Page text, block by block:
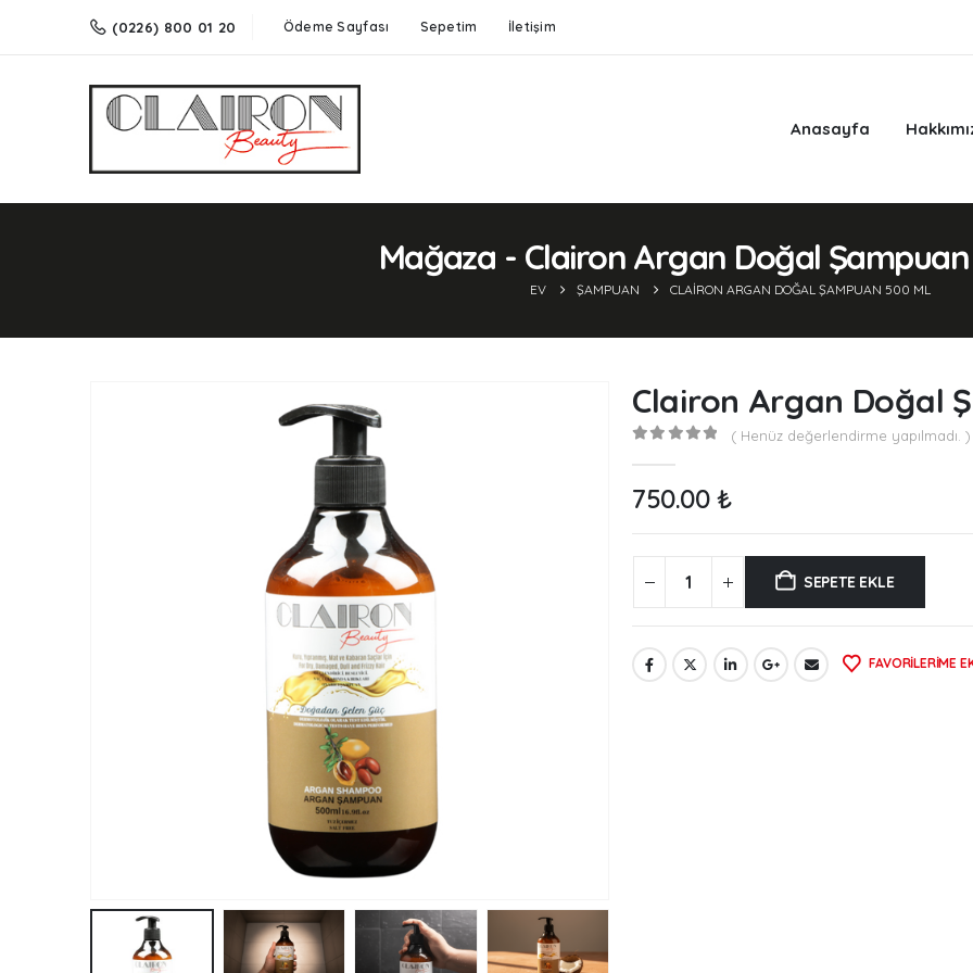
(0226) 800 01 20 Ödeme Sayfası Sepetim İletişim
Anasayfa
Mağaza - Clairon Argan Doğal
EV ŞAMPUAN CLAIRON ARGAN DOĞAL ŞAMPUAN 500 ML
Clairon Argan Doğal
( Henüz değerlendirme yapılmadı. )
750.00 ₺
SEPETE EKLE
FAVORILERIME